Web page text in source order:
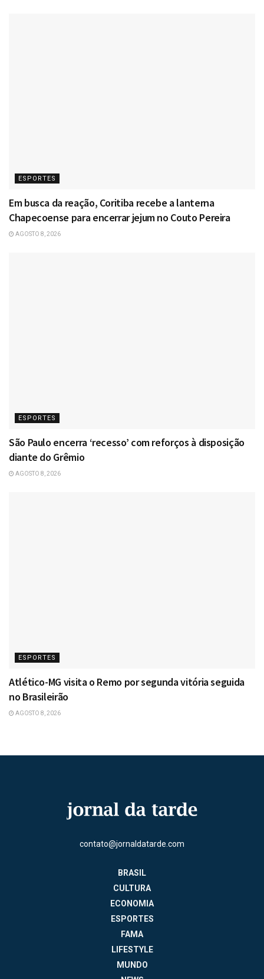
ESPORTES
Em busca da reação, Coritiba recebe a lanterna
Chapecoense para encerrar jejum no Couto Pereira
AGOSTO 8, 2026
ESPORTES
São Paulo encerra ‘recesso’ com reforços à disposição
diante do Grêmio
AGOSTO 8, 2026
ESPORTES
Atlético-MG visita o Remo por segunda vitória seguida
no Brasileirão
AGOSTO 8, 2026
contato@jornaldatarde.com
BRASIL
CULTURA
ECONOMIA
ESPORTES
FAMA
LIFESTYLE
MUNDO